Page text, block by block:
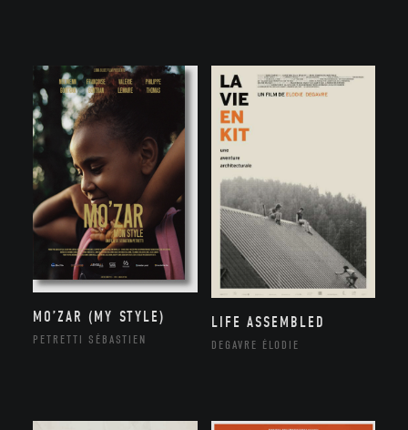
MO’ZAR (MY STYLE)
PETRETTI SÉBASTIEN
LIFE ASSEMBLED
DEGAVRE ÉLODIE